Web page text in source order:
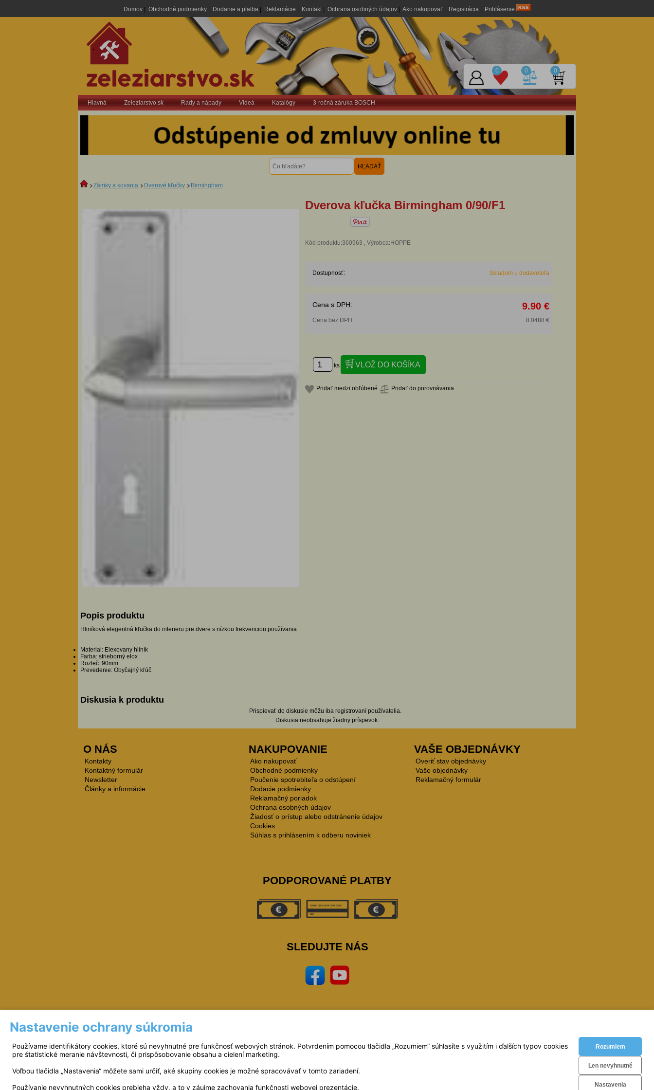
Domov| Obchodné podmienky| Dodanie a platba| Reklamácie Kontakt| Ochrana osobných údajov| Ako nakupovať| Registrácia| Prihlásenie
.
0 0 0
Hlavná Zeleziarstvo.sk Rady a nápady Videá Katalógy 3-ročná záruka BOSCH
Zámky a kovania Dverové kľučky Birmingham
Dverova kľučka Birmingham 0/90/F1
Kód produktu:360963 , Výrobca:HOPPE
Dostupnosť: Skladom u dodaveteľa
Cena s DPH: 9.90 €
Cena bez DPH 8.0488 €
ks
Pridať medzi obľúbené Pridať do porovnávania
Popis produktu
Hliníková elegentná kľučka do interieru pre dvere s nízkou frekvenciou používania
Material: Elexovany hliník
Farba: strieborný elox
Rozteč: 90mm
Prevedenie: Obyčajný kľúč
Diskusia k produktu
Prispievať do diskusie môžu iba registrovaní používatelia.
Diskusia neobsahuje žiadny príspevok.
O NÁS
Kontakty
Kontaktný formulár
Newsletter
Články a informácie
NAKUPOVANIE
Ako nakupovať
Obchodné podmienky
Poučenie spotrebiteľa o odstúpení
Dodacie podmienky
Reklamačný poriadok
Ochrana osobných údajov
Žiadosť o prístup alebo odstránenie údajov
Cookies
Súhlas s prihlásením k odberu noviniek
VAŠE OBJEDNÁVKY
Overiť stav objednávky
Vaše objednávky
Reklamačný formulár
PODPOROVANÉ PLATBY
SLEDUJTE NÁS
Prevádzkovateľ: © Miloš Sipták - zeleziarstvo.sk 2023,
Technické riešenie: © MiBe ESHOP 2023 verzia: 51
Nastavenie ochrany súkromia
Používame identifikátory cookies, ktoré sú nevyhnutné pre funkčnosť webových stránok. Potvrdením pomocou tlačidla „Rozumiem“ súhlasíte s využitím i ďalších typov cookies
pre štatistické meranie návštevnosti, či prispôsobovanie obsahu a cielení marketing.
Voľbou tlačidla „Nastavenia“ môžete sami určiť, aké skupiny cookies je možné spracovávať v tomto zariadení.
Používanie nevyhnutných cookies prebieha vždy, a to v záujme zachovania funkčnosti webovej prezentácie.
Rozumiem
Len nevyhnutné
Nastavenia